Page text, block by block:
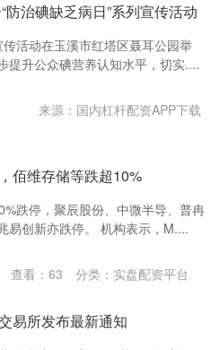
治碘缺乏病日”系列宣传活动
活动在玉溪市红塔区聂耳公园举
提升公众碘营养认知水平，切实....
来源：国内杠杆配资APP下载
佰维存储等跌超10%
跌停，聚辰股份、中微半导、普冉
易创新亦跌停。 机构表示，M....
查看：63 分类： 实盘配资平台
易所发布最新通知